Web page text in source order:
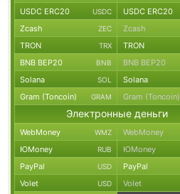
USDC ERC20 USDC USDC ERC20
Zcash ZEC Zcash
TRON TRX TRON
BNB BEP20 BNB BNB BEP20
Solana SOL Solana
Gram (Toncoin) GRAM Gram (Toncoin)
Электронные деньги
WebMoney WMZ WebMoney
ЮMoney RUB ЮMoney
PayPal USD PayPal
Volet USD Volet